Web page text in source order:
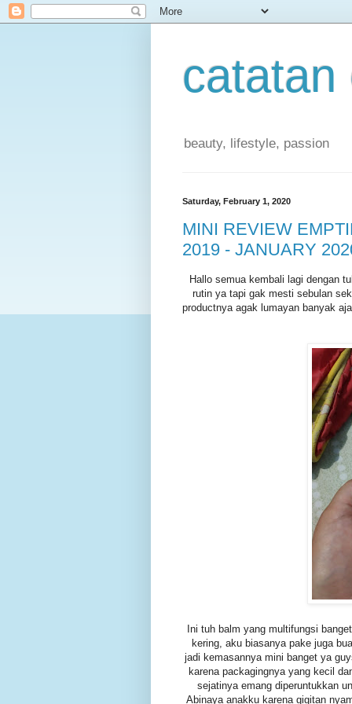
catatan
beauty, lifestyle, passion
Saturday, February 1, 2020
MINI REVIEW
2019 - JANUARY
Hallo semua kembali lagi dengan
rutin ya tapi gak mesti sebulan
productnya agak lumayan banyak
Ini tuh balm yang multifungsi
kering, aku biasanya pake juga
jadi kemasannya mini banget ya
karena packagingnya yang kecil
sejatinya emang diperuntukkan
Abinaya anakku karena gigitan